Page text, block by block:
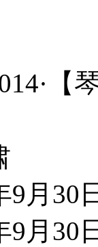
9月30
9月30